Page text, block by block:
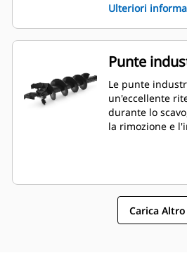
Ulteriori
Punte
Le punte
un'eccellente
durante lo
la rimozione e
Carica Altro